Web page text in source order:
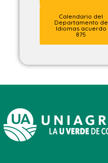
Calendario del
Departamento de
Idiomas acuerdo
875